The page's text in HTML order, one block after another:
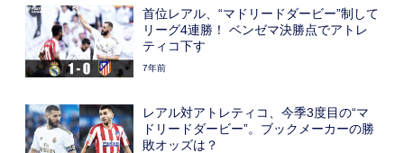
首位レアル、“マドリードダービー”制して
リーグ4連勝！ ベンゼマ決勝点でアトレ
ティコ下す
7年前
レアル対アトレティコ、今季3度目の“マ
ドリードダービー”。ブックメーカーの勝
敗オッズは？